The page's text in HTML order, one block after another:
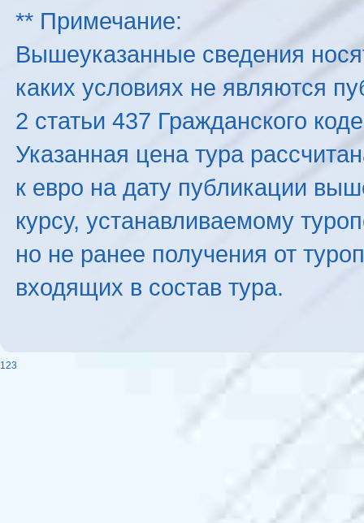
** Примечание:
Вышеуказанные сведения
каких условиях не являются
2 статьи 437 Гражданского
Указанная цена тура
к евро на дату публикации
курсу, устанавливаемому
но не ранее получения от
входящих в состав тура.
123